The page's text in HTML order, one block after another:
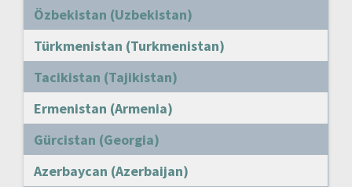
Özbekistan (Uzbekistan)
Türkmenistan (Turkmenistan)
Tacikistan (Tajikistan)
Ermenistan (Armenia)
Gürcistan (Georgia)
Azerbaycan (Azerbaijan)